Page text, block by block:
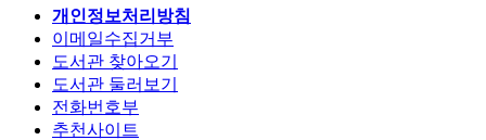
개인정보처리방침
이메일수집거부
도서관 찾아오기
도서관 둘러보기
전화번호부
추천사이트